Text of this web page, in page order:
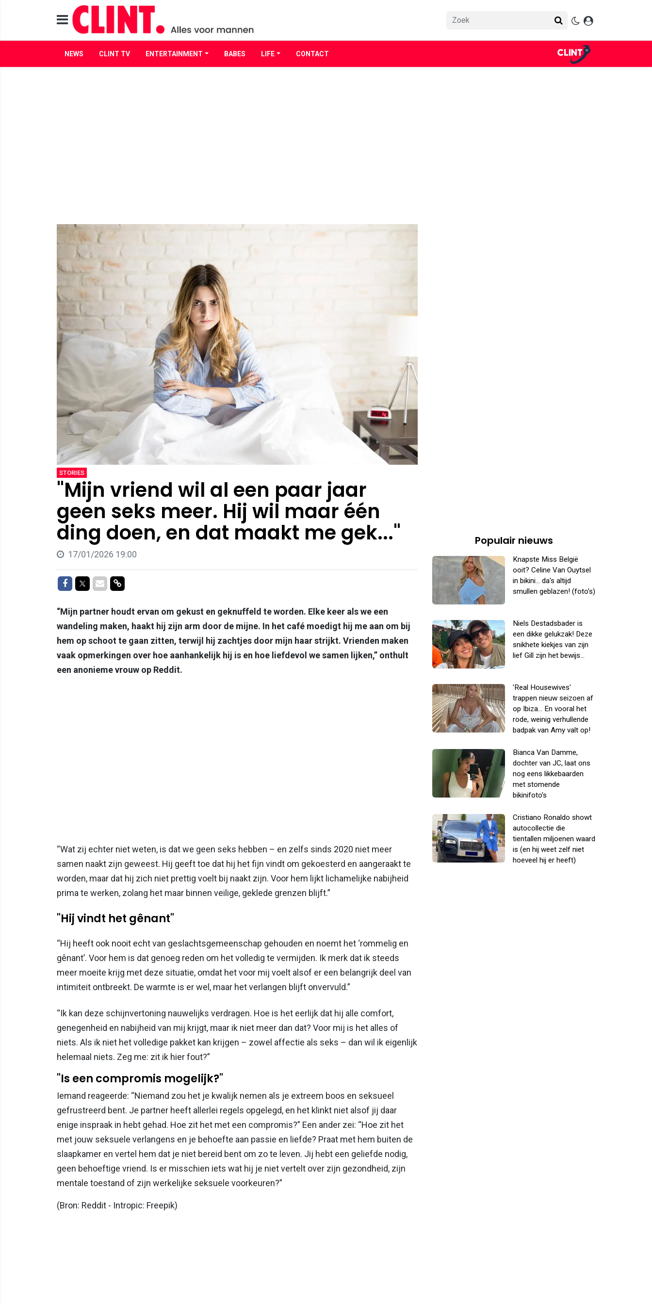
NEWS CLINT TV ENTERTAINMENT BABES LIFE CONTACT
STORIES
"Mijn vriend wil al een paar jaar
geen seks meer. Hij wil maar één
ding doen, en dat maakt me gek..."
17/01/2026 19:00
Delen op Facebook
Delen op Twitter
Delen via Mail
Delen via link
“Mijn partner houdt ervan om gekust en geknuffeld te worden. Elke keer als we een
wandeling maken, haakt hij zijn arm door de mijne. In het café moedigt hij me aan om bij
hem op schoot te gaan zitten, terwijl hij zachtjes door mijn haar strijkt. Vrienden maken
vaak opmerkingen over hoe aanhankelijk hij is en hoe liefdevol we samen lijken,” onthult
een anonieme vrouw op Reddit.
“Wat zij echter niet weten, is dat we geen seks hebben – en zelfs sinds 2020 niet meer
samen naakt zijn geweest. Hij geeft toe dat hij het fijn vindt om gekoesterd en aangeraakt te
worden, maar dat hij zich niet prettig voelt bij naakt zijn. Voor hem lijkt lichamelijke nabijheid
prima te werken, zolang het maar binnen veilige, geklede grenzen blijft.”
"Hij vindt het gênant"
“Hij heeft ook nooit echt van geslachtsgemeenschap gehouden en noemt het ‘rommelig en
gênant’. Voor hem is dat genoeg reden om het volledig te vermijden. Ik merk dat ik steeds
meer moeite krijg met deze situatie, omdat het voor mij voelt alsof er een belangrijk deel van
intimiteit ontbreekt. De warmte is er wel, maar het verlangen blijft onvervuld.”
“Ik kan deze schijnvertoning nauwelijks verdragen. Hoe is het eerlijk dat hij alle comfort,
genegenheid en nabijheid van mij krijgt, maar ik niet meer dan dat? Voor mij is het alles of
niets. Als ik niet het volledige pakket kan krijgen – zowel affectie als seks – dan wil ik eigenlijk
helemaal niets. Zeg me: zit ik hier fout?”
"Is een compromis mogelijk?"
Iemand reageerde: “Niemand zou het je kwalijk nemen als je extreem boos en seksueel
gefrustreerd bent. Je partner heeft allerlei regels opgelegd, en het klinkt niet alsof jij daar
enige inspraak in hebt gehad. Hoe zit het met een compromis?” Een ander zei: “Hoe zit het
met jouw seksuele verlangens en je behoefte aan passie en liefde? Praat met hem buiten de
slaapkamer en vertel hem dat je niet bereid bent om zo te leven. Jij hebt een geliefde nodig,
geen behoeftige vriend. Is er misschien iets wat hij je niet vertelt over zijn gezondheid, zijn
mentale toestand of zijn werkelijke seksuele voorkeuren?”
(Bron: Reddit - Intropic: Freepik)
Populair nieuws
Knapste Miss België
ooit? Celine Van Ouytsel
in bikini... da's altijd
smullen geblazen! (foto's)
Niels Destadsbader is
een dikke gelukzak! Deze
snikhete kiekjes van zijn
lief Gill zijn het bewijs...
'Real Housewives'
trappen nieuw seizoen af
op Ibiza... En vooral het
rode, weinig verhullende
badpak van Amy valt op!
Bianca Van Damme,
dochter van JC, laat ons
nog eens likkebaarden
met stomende
bikinifoto's
Cristiano Ronaldo showt
autocollectie die
tientallen miljoenen waard
is (en hij weet zelf niet
hoeveel hij er heeft)